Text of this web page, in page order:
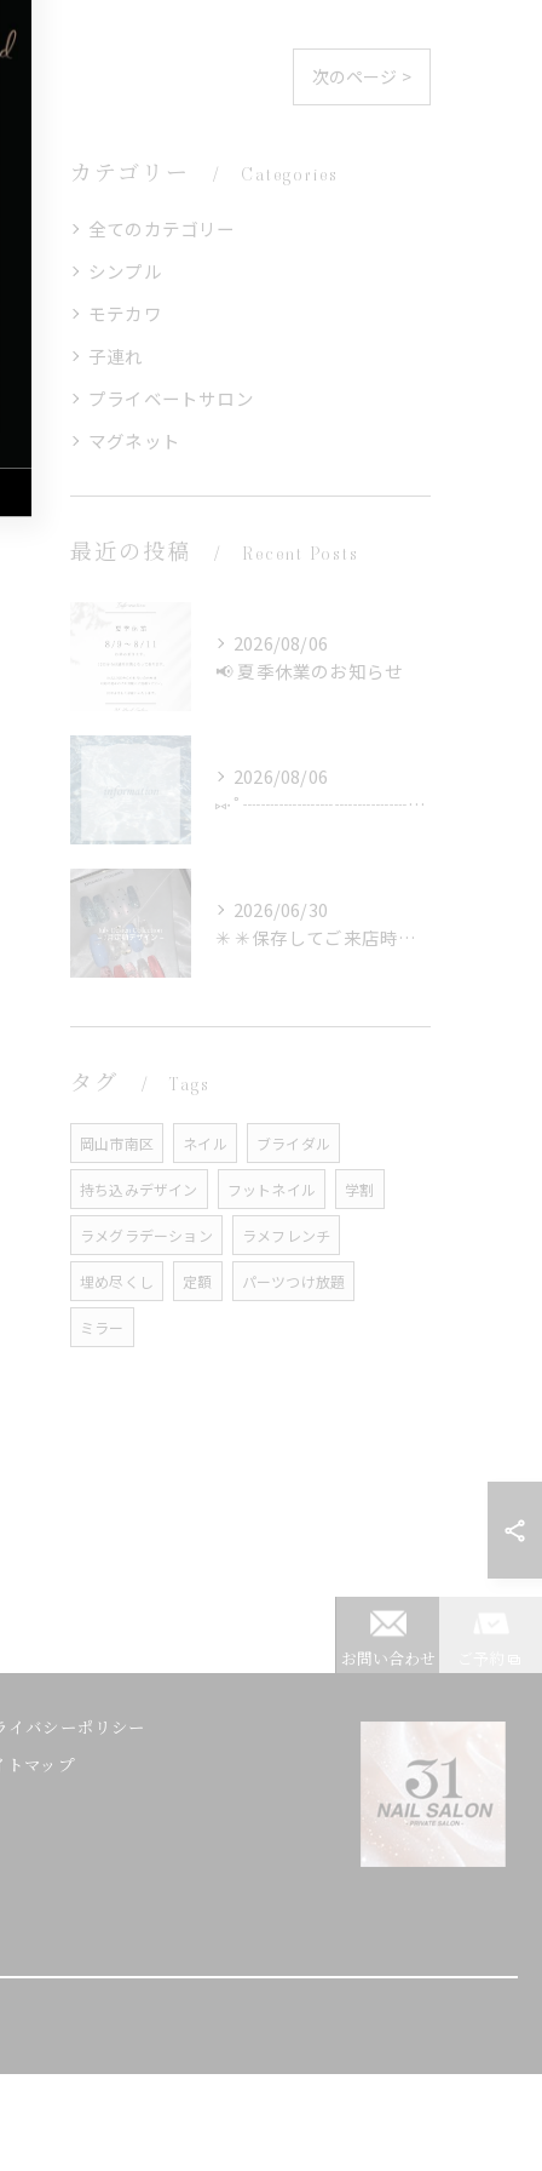
次のページ >
カテゴリー Categories
全てのカテゴリー
シンプル
モテカワ
子連れ
プライベートサロン
マグネット
最近の投稿 Recent Posts
2026/08/06
📢 夏季休業のお知らせ
2026/08/06
⑅∙˚┈┈┈┈┈┈┈┈┈┈┈┈˚∙⑅
2026/06/30
✳︎ ✳︎保存してご来店時に見せるのもOK✳︎
タグ Tags
岡山市南区 ネイル ブライダル
持ち込みデザイン フットネイル 学割
ラメグラデーション ラメフレンチ
埋め尽くし 定額 パーツつけ放題
ミラー
お問い合わせ
イバシーポリシー
トマップ